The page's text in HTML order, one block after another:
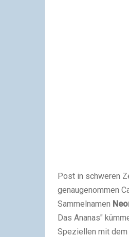
Post in schweren
genaugenommen
Sammelnamen
Das Ananas"
Speziellen mit dem